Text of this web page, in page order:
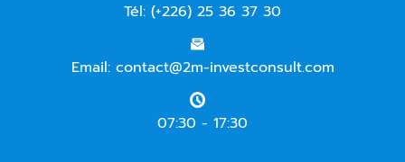
Tél: (+226) 25 36 37 30
Email: contact@2m-investconsult.com
07:30 - 17:30